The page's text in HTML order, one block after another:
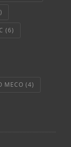
(6)
МЕСО (4)